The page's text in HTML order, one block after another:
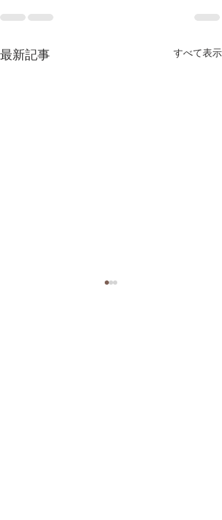
最新記事 すべて表示